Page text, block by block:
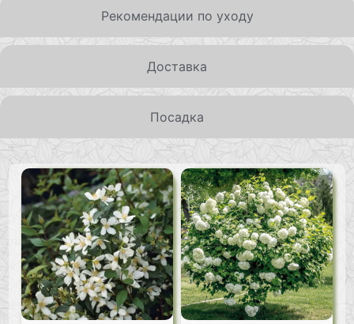
Рекомендации по уходу
Доставка
Посадка